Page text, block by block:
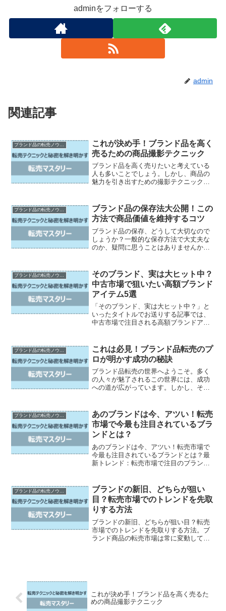
adminをフォローする
admin
関連記事
ブランド品の転売ノウハウ
これが決め手！ブランド品を高く
売るための商品撮影テクニック
ブランド品を高く売りたいと考えている
人も多いことでしょう。しかし、商品の
魅力を引き出すための撮影テクニックが
なのか、どのように撮れば価値が伝わる
のかなど、ブランド品写真撮...
ブランド品の転売ノウハウ
ブランド品の保存法大公開！この
方法で商品価値を維持するコツ
ブランド品の保存、どうして大切なので
しょうか？一般的な保存方法で大丈夫な
のか、疑問に思うことはありませんか？
に保存してしまうと、商品の価値が下が
る可能性もあります。この...
そのブランド、実は大ヒット中？
中古市場で狙いたい高額ブランド
アイテム5選
「そのブランド、実は大ヒット中？」と
いったタイトルでお送りする記事では、
中古市場で注目される高額ブランドアイ
が高く、需要と供給のバランスの取れな
い状況にあります。シャ...
ブランド品の転売ノウハウ
これは必見！ブランド品転売のプ
ロが明かす成功の秘訣
ブランド品転売の世界へようこそ。多く
の人々が魅了されるこの世界には、成功
への道が広がっています。しかし、その
は、ブランド品転売のプロが明かす成功
の秘訣をお伝えします。誰で...
ブランド品の転売ノウハウ
あのブランドは今、アツい！転売
市場で今最も注目されているブラ
ンドとは？
あのブランドは今、アツい！転売市場で
今最も注目されているブランドとは？最
新トレンド：転売市場で注目のブランド
は常に移り変わっていますが、今注目さ
れているブランドを押さえ...
ブランドの新旧、どちらが狙い
目？転売市場でのトレンドを先取
りする方法
ブランドの新旧、どちらが狙い目？転売
市場でのトレンドを先取りする方法。ブ
ランド商品の転売市場は常に変動してお
これが決め手！ブランド品を高く売るた
めの商品撮影テクニック